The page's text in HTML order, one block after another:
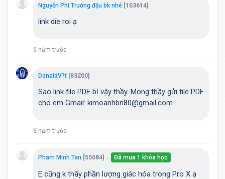
Nguyễn Phi Trường đậu bk nhé [103614]
link die roi ạ
6 năm trước
DonaldV?t [83200]
Sao link file PDF bị vậy thầy. Mong thầy gửi file PDF
cho em Gmail: kimoanhbn80@gmail.com
6 năm trước
Pham Minh Tan [55084] ● Đã mua 1 khóa học
E cũng k thấy phần lượng giác hóa trong Pro X ạ